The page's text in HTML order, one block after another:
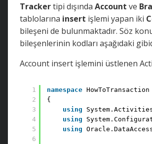
Trackertipi dışında Account ve
tablolarına insert işlemi yapan iki
bileşeni de bulunmaktadır. Söz
bileşenlerinin kodları aşağıdaki
Account insert işlemini üstlenen
1
2
3
4
5
6
namespace HowToTransaction
{
using
using
using